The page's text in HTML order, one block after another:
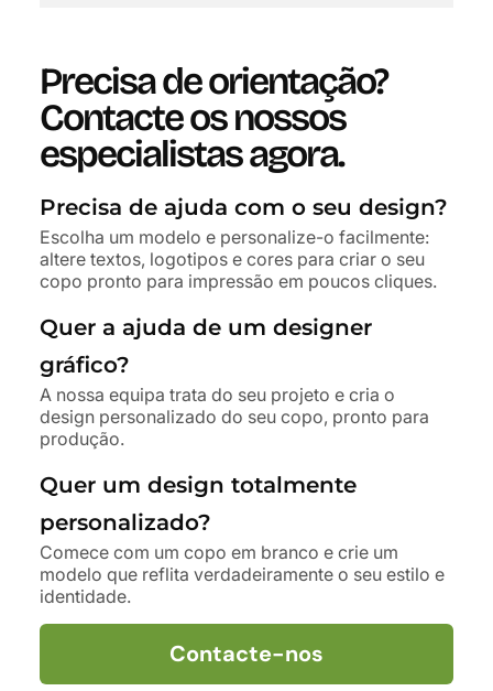
Precisa de orientação?
Contacte os nossos
especialistas agora.
Precisa de ajuda com o seu design?
Escolha um modelo e personalize-o facilmente:
altere textos, logotipos e cores para criar o seu
copo pronto para impressão em poucos cliques.
Quer a ajuda de um designer
gráfico?
A nossa equipa trata do seu projeto e cria o
design personalizado do seu copo, pronto para
produção.
Quer um design totalmente
personalizado?
Comece com um copo em branco e crie um
modelo que reflita verdadeiramente o seu estilo e
identidade.
Contacte-nos